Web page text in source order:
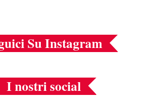
Su Instagram
I nostri social